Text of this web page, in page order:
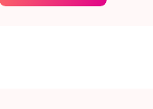
Battlefield